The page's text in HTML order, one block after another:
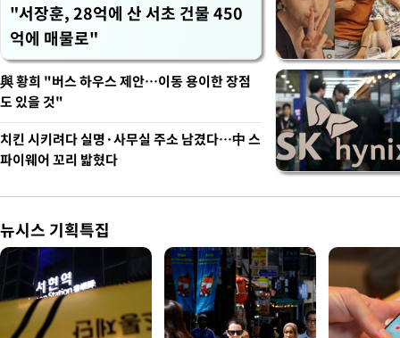
"서장훈, 28억에 산 서초 건물 450
억에 매물로"
與 황희 "버스 하우스 제안…이동 용이한 장점
도 있을 것"
치킨 시키려다 실명·사무실 주소 남겼다…中 스
파이웨어 꼬리 밟혔다
뉴시스 기획특집